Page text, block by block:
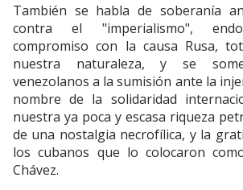
También se habla de soberanía
contra el "imperialismo",
compromiso con la causa Rusa,
nuestra naturaleza, y se
venezolanos a la sumisión ante la
nombre de la solidaridad
nuestra ya poca y escasa riqueza
de una nostalgia necrofílica, y la
los cubanos que lo colocaron
Chávez.